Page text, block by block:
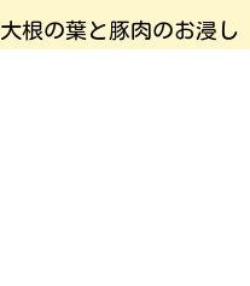
大根の葉と豚肉のお浸し